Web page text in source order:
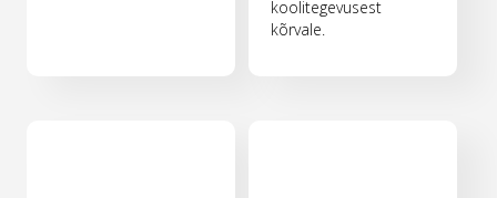
koolitegevusest
kõrvale.